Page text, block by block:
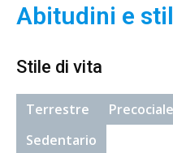
Abitudini e
Stile di vita
Terrestre Precociale
Sedentario